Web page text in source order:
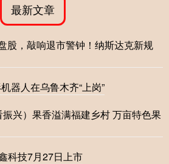
最新文章
股，敲响退市警钟！纳斯达克新规
器人在乌鲁木齐“上岗”
振兴）果香溢满福建乡村 万亩特色果
科技7月27日上市